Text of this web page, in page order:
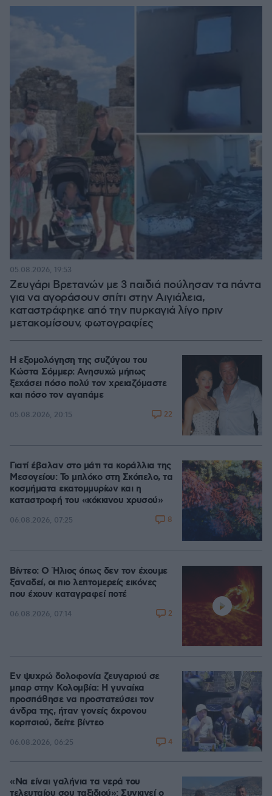
Ζευγάρι Βρετανών με 3 παιδιά πούλησαν τα πάντα
για να αγοράσουν σπίτι στην Αιγιάλεια,
καταστράφηκε από την πυρκαγιά λίγο πριν
μετακομίσουν, φωτογραφίες
05.08.2026, 19:53
Η εξομολόγηση της συζύγου του
Κώστα Σόμμερ: Ανησυχώ μήπως
ξεχάσει πόσο πολύ τον χρειαζόμαστε
και πόσο τον αγαπάμε
05.08.2026, 20:15 22
Γιατί έβαλαν στο μάτι τα κοράλλια της
Μεσογείου: Το μπλόκο στη Σκόπελο, τα
κοσμήματα εκατομμυρίων και η
καταστροφή του «κόκκινου χρυσού»
06.08.2026, 07:25 8
Βίντεο: Ο Ήλιος όπως δεν τον έχουμε
ξαναδεί, οι πιο λεπτομερείς εικόνες
που έχουν καταγραφεί ποτέ
06.08.2026, 07:14 2
Εν ψυχρώ δολοφονία ζευγαριού σε
μπαρ στην Κολομβία: Η γυναίκα
προσπάθησε να προστατεύσει τον
άνδρα της, ήταν γονείς 6χρονου
κοριτσιού, δείτε βίντεο
06.08.2026, 06:25 4
«Να είναι γαλήνια τα νερά του
τελευταίου σου ταξιδιού»: Συγκινεί ο